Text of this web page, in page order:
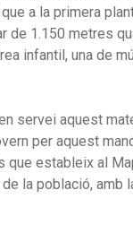
a la primera
de 1.150 metres
infantil, una de
servei aquest
per aquest
estableix al
la població,